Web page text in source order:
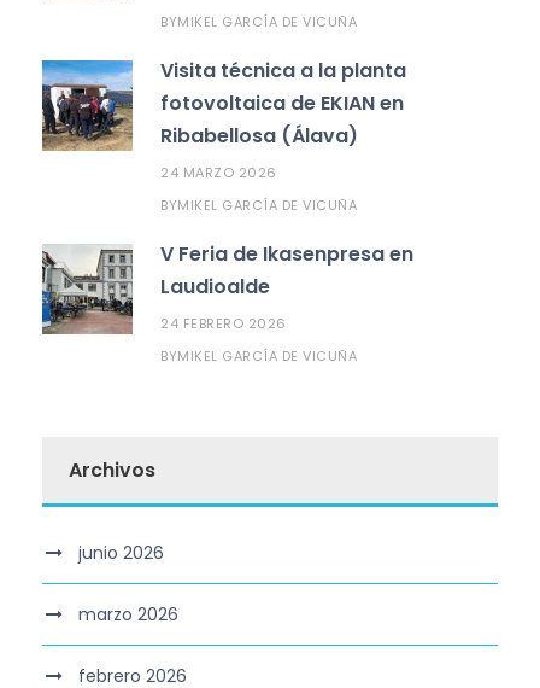
BYMIKEL GARCÍA DE VICUÑA
Visita técnica a la planta
fotovoltaica de EKIAN en
Ribabellosa (Álava)
24 MARZO 2026
BYMIKEL GARCÍA DE VICUÑA
V Feria de Ikasenpresa en
Laudioalde
24 FEBRERO 2026
BYMIKEL GARCÍA DE VICUÑA
Archivos
junio 2026
marzo 2026
febrero 2026